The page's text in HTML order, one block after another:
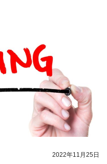
2022年11月25日